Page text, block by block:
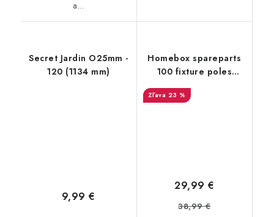
a...
Secret Jardin O25mm -
120 (1134 mm)
9,99 €
Homebox spareparts
100 fixture poles
Fixture poles HB L
23 %
29,99 €
38,99 €